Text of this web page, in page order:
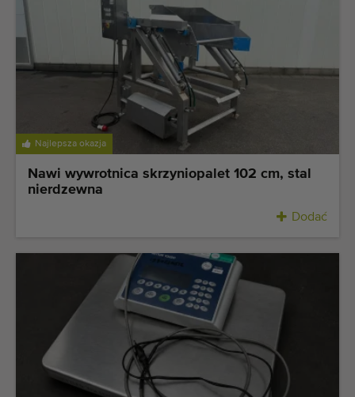
Najlepsza okazja
Nawi wywrotnica skrzyniopalet 102 cm, stal
nierdzewna
Dodać